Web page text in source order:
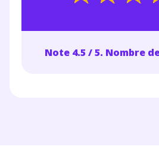
Note 4.5 / 5. Nombre